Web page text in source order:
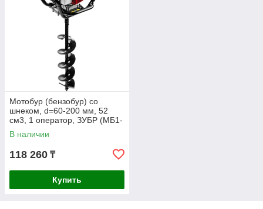
Мотобур (бензобур) со
шнеком, d=60-200 мм, 52
см3, 1 оператор, ЗУБР (МБ1-
200 Н)
В наличии
118 260 ₸
Купить